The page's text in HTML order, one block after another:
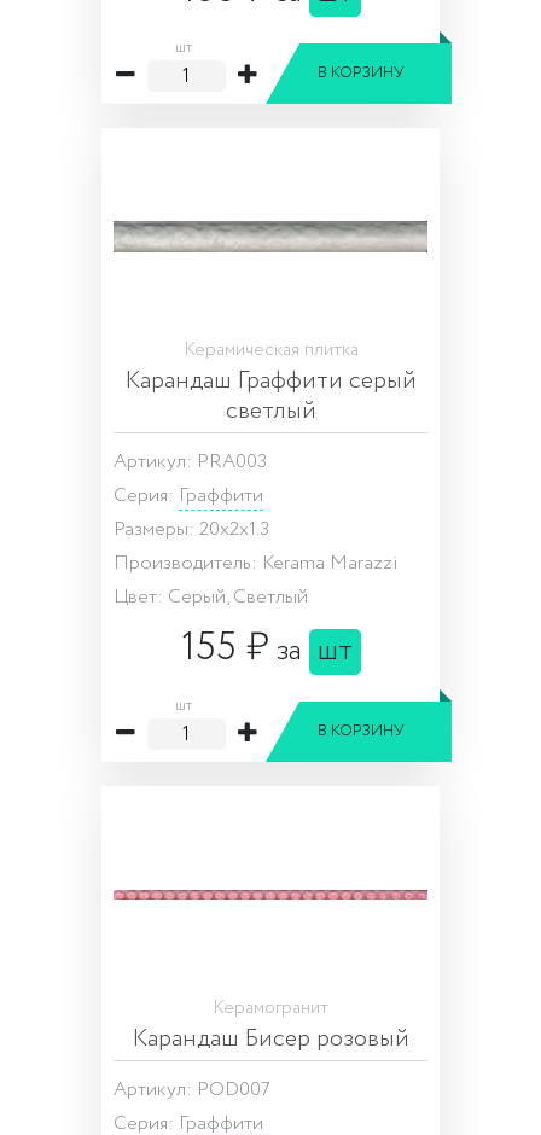
шт
В КОРЗИНУ
Керамическая плитка
Карандаш Граффити серый
светлый
Артикул: PRA003
Серия: Граффити
Размеры: 20x2x1.3
Производитель: Kerama Marazzi
Цвет: Серый, Светлый
155 ₽за шт
шт
В КОРЗИНУ
Керамогранит
Карандаш Бисер розовый
Артикул: POD007
Серия: Граффити